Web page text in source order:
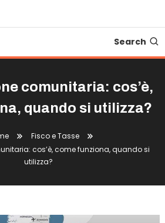
Search
comunitaria: cos’è,
quando si utilizza?
Fisco e Tasse
cos’è, come funziona, quando si
utilizza?